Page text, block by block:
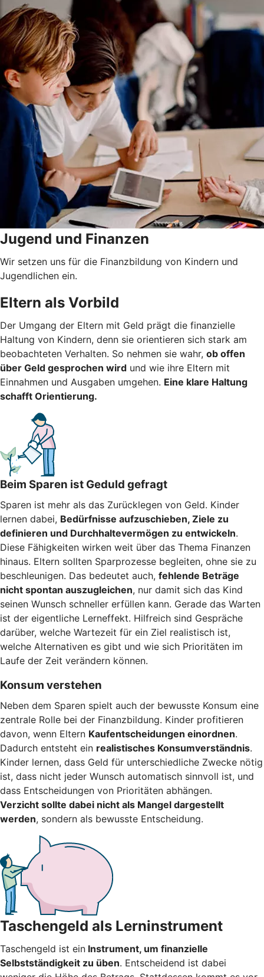
Jugend und Finanzen
Wir setzen uns für die Finanzbildung von Kindern und
Jugendlichen ein.
Eltern als Vorbild
Der Umgang der Eltern mit Geld prägt die finanzielle
Haltung von Kindern, denn sie orientieren sich stark am
beobachteten Verhalten. So nehmen sie wahr, ob offen
über Geld gesprochen wird und wie ihre Eltern mit
Einnahmen und Ausgaben umgehen. Eine klare Haltung
schafft Orientierung.
Beim Sparen ist Geduld gefragt
Sparen ist mehr als das Zurücklegen von Geld. Kinder
lernen dabei, Bedürfnisse aufzuschieben, Ziele zu
definieren und Durchhaltevermögen zu entwickeln.
Diese Fähigkeiten wirken weit über das Thema Finanzen
hinaus. Eltern sollten Sparprozesse begleiten, ohne sie zu
beschleunigen. Das bedeutet auch, fehlende Beträge
nicht spontan auszugleichen, nur damit sich das Kind
seinen Wunsch schneller erfüllen kann. Gerade das Warten
ist der eigentliche Lerneffekt. Hilfreich sind Gespräche
darüber, welche Wartezeit für ein Ziel realistisch ist,
welche Alternativen es gibt und wie sich Prioritäten im
Laufe der Zeit verändern können.
Konsum verstehen
Neben dem Sparen spielt auch der bewusste Konsum eine
zentrale Rolle bei der Finanzbildung. Kinder profitieren
davon, wenn Eltern Kaufentscheidungen einordnen.
Dadurch entsteht ein realistisches Konsumverständnis.
Kinder lernen, dass Geld für unterschiedliche Zwecke nötig
ist, dass nicht jeder Wunsch automatisch sinnvoll ist, und
dass Entscheidungen von Prioritäten abhängen.
Verzicht sollte dabei nicht als Mangel dargestellt
werden, sondern als bewusste Entscheidung.
Taschengeld als Lerninstrument
Taschengeld ist ein Instrument, um finanzielle
Selbstständigkeit zu üben. Entscheidend ist dabei